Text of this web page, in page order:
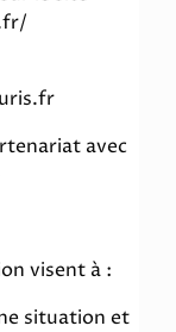
avec
visent à :
situation et